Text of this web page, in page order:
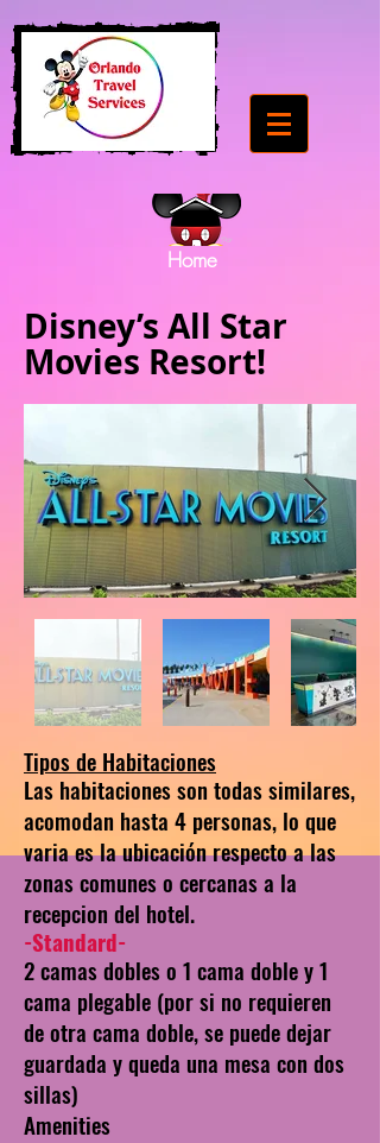
Home
Disney’s All Star
Movies Resort!
Tipos de Habitaciones
Las habitaciones son todas similares,
acomodan hasta 4 personas, lo que
varia es la ubicación respecto a las
zonas comunes o cercanas a la
recepcion del hotel.
-Standard-
2 camas dobles o 1 cama doble y 1
cama plegable (por si no requieren
de otra cama doble, se puede dejar
guardada y queda una mesa con dos
sillas)
Amenities